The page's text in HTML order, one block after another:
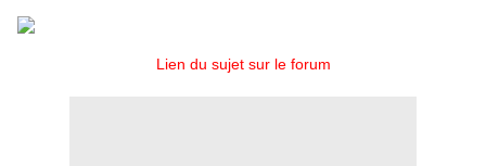
Lien du sujet sur le forum